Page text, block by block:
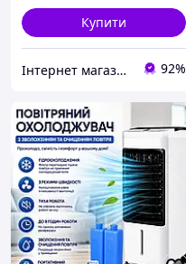
Купити
Інтернет магазин ➤ Титан 92%